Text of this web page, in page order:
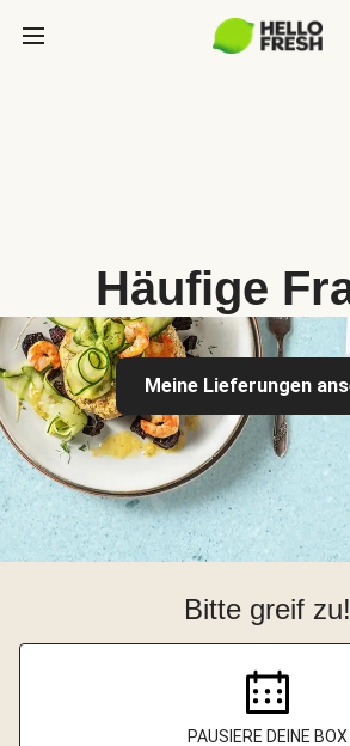
Häufige
Meine Lieferungen
Bitte greif zu!
PAUSIERE DEINE BOX